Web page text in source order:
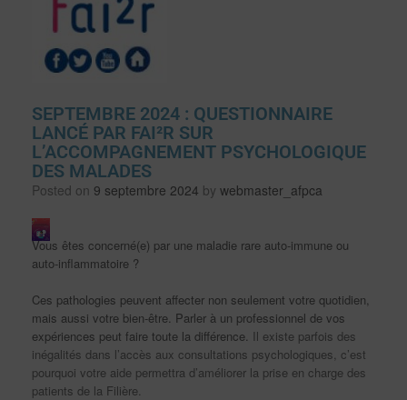
SEPTEMBRE 2024 : QUESTIONNAIRE
LANCÉ PAR FAI²R SUR
L’ACCOMPAGNEMENT PSYCHOLOGIQUE
DES MALADES
Posted on 9 septembre 2024 by webmaster_afpca
Vous êtes concerné(e) par une maladie rare auto-immune ou
auto-inflammatoire ?
Ces pathologies peuvent affecter non seulement votre quotidien,
mais aussi votre bien-être. Parler à un professionnel de vos
expériences peut faire toute la différence. Il existe parfois des
inégalités dans l’accès aux consultations psychologiques, c’est
pourquoi votre aide permettra d’améliorer la prise en charge des
patients de la Filière.